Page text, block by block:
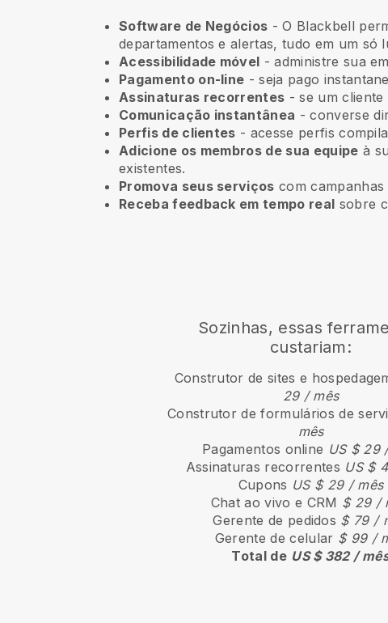
Software de Negócios - O Blackbell
departamentos e alertas, tudo em um só
Acessibilidade móvel - administre sua
Pagamento on-line - seja pago
Assinaturas recorrentes -se um cliente
Comunicação instantânea - converse
Perfis de clientes - acesse perfis
Adicione os membros de sua equipe à
existentes.
Promova seus serviços com
Receba feedback em tempo real sobre
Sozinhas, essas
custariam:
Construtor de sites e
29 / mês
Construtor de formulários de
mês
Pagamentos online US $ 29
Assinaturas recorrentes US $
Cupons US $ 29 / mês
Chat ao vivo e CRM $ 29 /
Gerente de pedidos $ 79 /
Gerente de celular $ 99 /
Total de US $ 382 /